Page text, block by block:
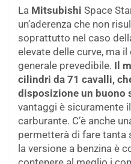
La Mitsubishi Space
un’aderenza che non
soprattutto nel caso
elevate delle curve, ma
generale prevedibile. Il
cilindri da 71 cavalli,
disposizione un buono
vantaggi è sicuramente
carburante. C’è anche
permetterà di fare tanta
la versione a benzina è